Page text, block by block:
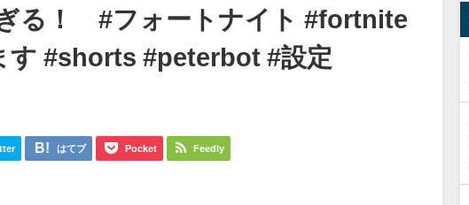
る！ #フォートナイト #fortnite
す #shorts #peterbot #設定
はてブ Pocket Feedly